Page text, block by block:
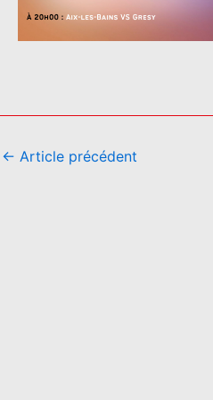
← Article précédent